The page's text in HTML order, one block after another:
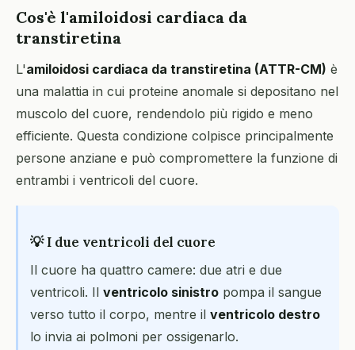
Cos'è l'amiloidosi cardiaca da
transtiretina
L'amiloidosi cardiaca da transtiretina (ATTR-CM) è
una malattia in cui proteine anomale si depositano nel
muscolo del cuore, rendendolo più rigido e meno
efficiente. Questa condizione colpisce principalmente
persone anziane e può compromettere la funzione di
entrambi i ventricoli del cuore.
💡 I due ventricoli del cuore
Il cuore ha quattro camere: due atri e due
ventricoli. Il ventricolo sinistro pompa il sangue
verso tutto il corpo, mentre il ventricolo destro
lo invia ai polmoni per ossigenarlo.